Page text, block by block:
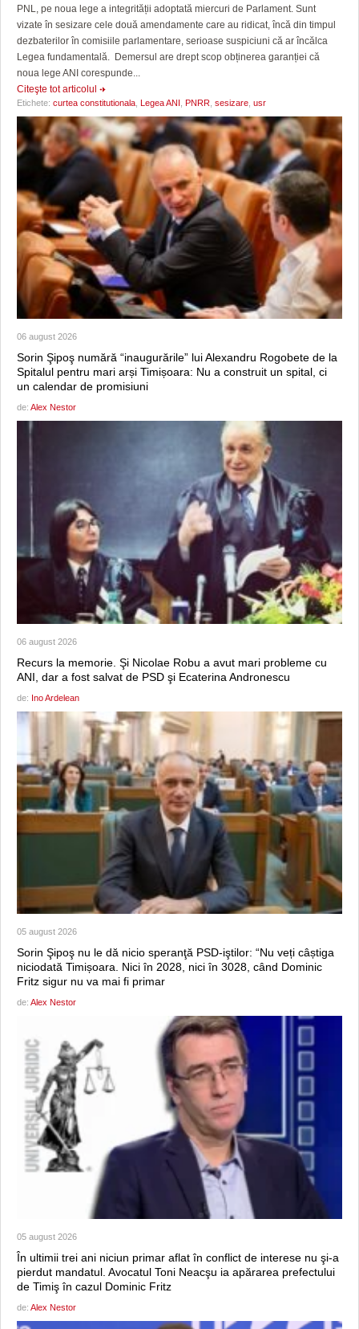
PNL, pe noua lege a integrității adoptată miercuri de Parlament. Sunt
vizate în sesizare cele două amendamente care au ridicat, încă din timpul
dezbaterilor în comisiile parlamentare, serioase suspiciuni că ar încălca
Legea fundamentală. Demersul are drept scop obținerea garanției că
noua lege ANI corespunde...
Citeşte tot articolul
Etichete: curtea constitutionala Legea ANI PNRR sesizare usr
06 august 2026
Sorin Şipoş numără “inaugurările” lui Alexandru Rogobete de la
Spitalul pentru mari arși Timișoara: Nu a construit un spital, ci
un calendar de promisiuni
de: Alex Nestor
06 august 2026
Recurs la memorie. Şi Nicolae Robu a avut mari probleme cu
ANI, dar a fost salvat de PSD şi Ecaterina Andronescu
de: Ino Ardelean
05 august 2026
Sorin Şipoş nu le dă nicio speranţă PSD-iştilor: “Nu veți câștiga
niciodată Timișoara. Nici în 2028, nici în 3028, când Dominic
Fritz sigur nu va mai fi primar
de: Alex Nestor
05 august 2026
În ultimii trei ani niciun primar aflat în conflict de interese nu şi-a
pierdut mandatul. Avocatul Toni Neacşu ia apărarea prefectului
de Timiş în cazul Dominic Fritz
de: Alex Nestor